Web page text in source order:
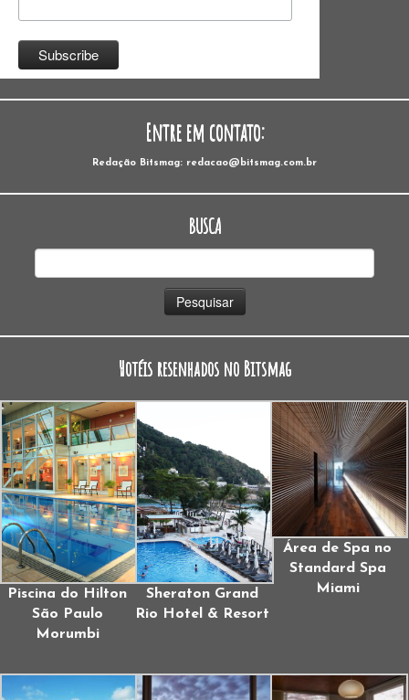
Entre em contato:
Redação Bitsmag: redacao@bitsmag.com.br
BUSCA
Hotéis resenhados no Bitsmag
Piscina do Hilton
São Paulo
Morumbi
Sheraton Grand
Rio Hotel & Resort
Área de Spa no
Standard Spa
Miami